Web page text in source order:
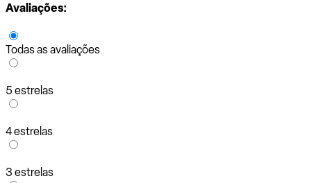
Avaliações:
Todas as avaliações
5 estrelas
4 estrelas
3 estrelas